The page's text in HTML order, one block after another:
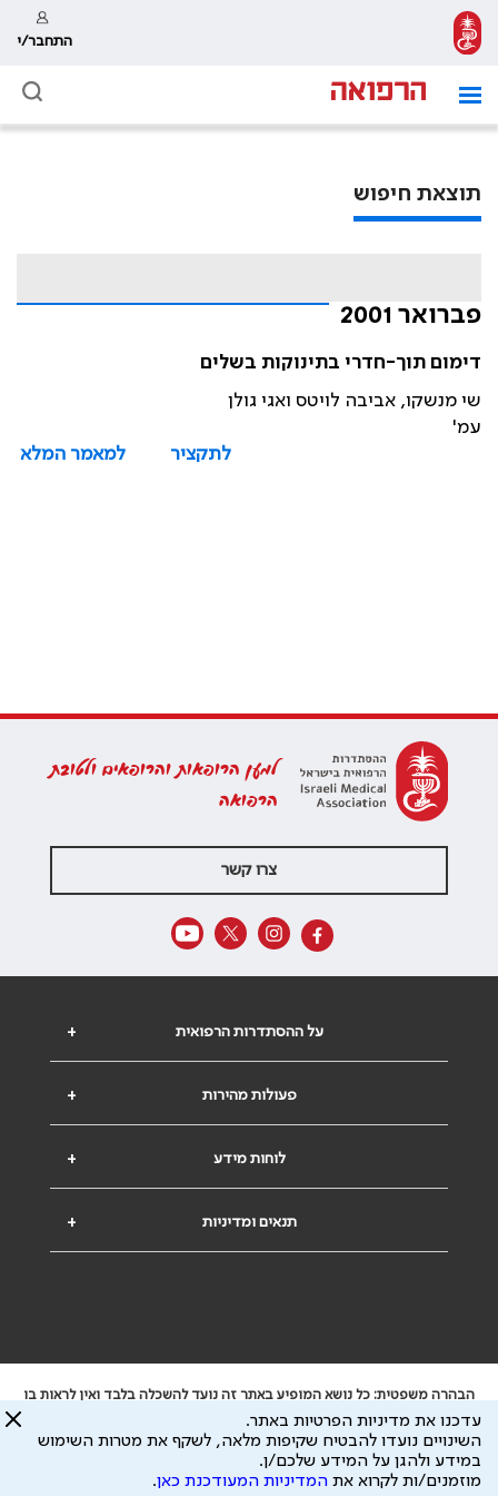
התחבר/י
תוצאת חיפוש
פברואר 2001
דימום תוך-חדרי בתינוקות בשלים
שי מנשקו, אביבה לויטס ואגי גולן
עמ'
לתקציר
למאמר המלא
למען הרופאות והרופאים ולטובת
הרפואה
צרו קשר
+ על ההסתדרות הרפואית
+ פעולות מהירות
+ לוחות מידע
+ תנאים ומדיניות
הבהרה משפטית: כל נושא המופיע באתר זה נועד להשכלה בלבד ואין לראות בו
ייעוץ רפואי או משפטי. אין הר"י אחראית לתוכן המתפרסם באתר זה ולכל נזק
שעלול להיגרם.
ידוע לי שהר"י אוספת ושומרת מידע אישי לצורך מתן השרות וכי חלק ממנו עשוי
להיות מועבר לצדדים שלישיים, הכל בכפוף למדיניות הפרטיות
עדכנו את מדיניות הפרטיות באתר.
השינויים נועדו להבטיח שקיפות מלאה, לשקף את מטרות השימוש
במידע ולהגן על המידע שלכם/ן.
מוזמנים/ות לקרוא את המדיניות המעודכנת כאן.